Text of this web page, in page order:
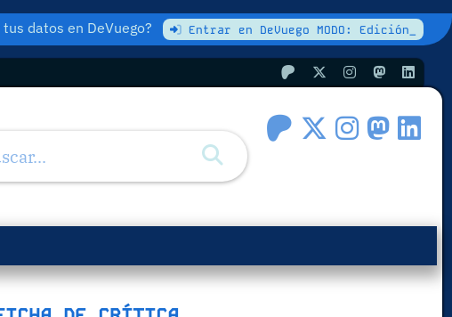
datos en DeVuego? Entrar en DeVuego MODO: Edición_